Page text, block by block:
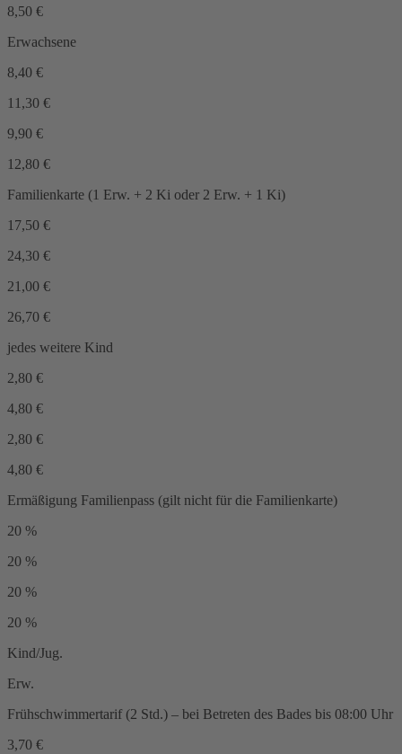
8,50 €
Erwachsene
8,40 €
11,30 €
9,90 €
12,80 €
Familienkarte (1 Erw. + 2 Ki oder 2 Erw. + 1 Ki)
17,50 €
24,30 €
21,00 €
26,70 €
jedes weitere Kind
2,80 €
4,80 €
2,80 €
4,80 €
Ermäßigung Familienpass (gilt nicht für die Familienkarte)
20 %
20 %
20 %
20 %
Kind/Jug.
Erw.
Frühschwimmertarif (2 Std.) – bei Betreten des Bades bis 08:00 Uhr
3,70 €